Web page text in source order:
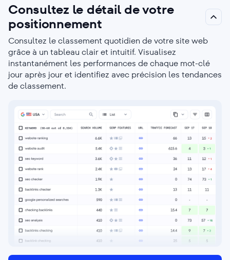
Consultez le détail de votre
positionnement
Consultez le classement quotidien de votre site web
grâce à un tableau clair et intuitif. Visualisez
instantanément les performances de chaque mot-clé
jour après jour et identifiez avec précision les tendances
de classement.